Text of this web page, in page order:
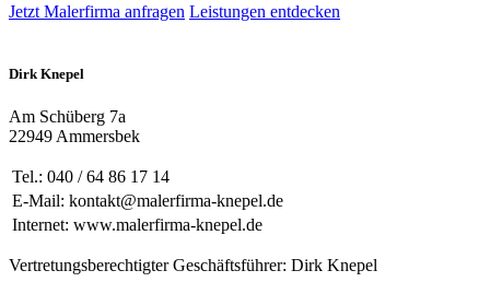
Jetzt Malerfirma anfragen Leistungen entdecken
Dirk Knepel
Am Schüberg 7a
22949 Ammersbek
Tel.: 040 / 64 86 17 14
E-Mail: kontakt@malerfirma-knepel.de
Internet: www.malerfirma-knepel.de
Vertretungsberechtigter Geschäftsführer: Dirk Knepel